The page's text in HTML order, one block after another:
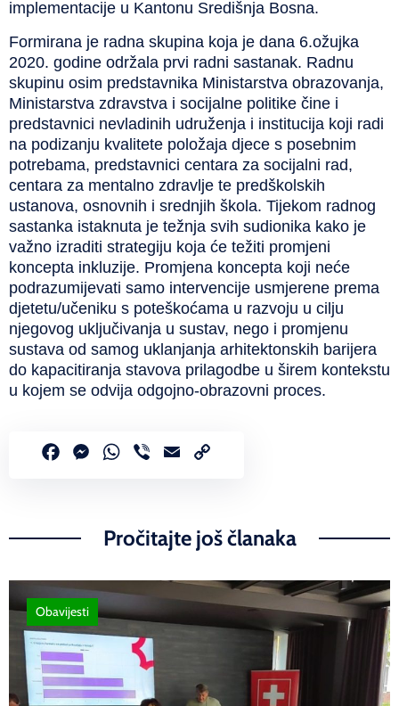
implementacije u Kantonu Središnja Bosna.
Formirana je radna skupina koja je dana 6.ožujka
2020. godine održala prvi radni sastanak. Radnu
skupinu osim predstavnika Ministarstva obrazovanja,
Ministarstva zdravstva i socijalne politike čine i
predstavnici nevladinih udruženja i institucija koji radi
na podizanju kvalitete položaja djece s posebnim
potrebama, predstavnici centara za socijalni rad,
centara za mentalno zdravlje te predškolskih
ustanova, osnovnih i srednjih škola. Tijekom radnog
sastanka istaknuta je težnja svih sudionika kako je
važno izraditi strategiju koja će težiti promjeni
koncepta inkluzije. Promjena koncepta koji neće
podrazumijevati samo intervencije usmjerene prema
djetetu/učeniku s poteškoćama u razvoju u cilju
njegovog uključivanja u sustav, nego i promjenu
sustava od samog uklanjanja arhitektonskih barijera
do kapacitiranja stavova prilagodbe u širem kontekstu
u kojem se odvija odgojno-obrazovni proces.
FacebookMessenger
WhatsApp
Viber Email
Pročitajte još članaka
Obavijesti